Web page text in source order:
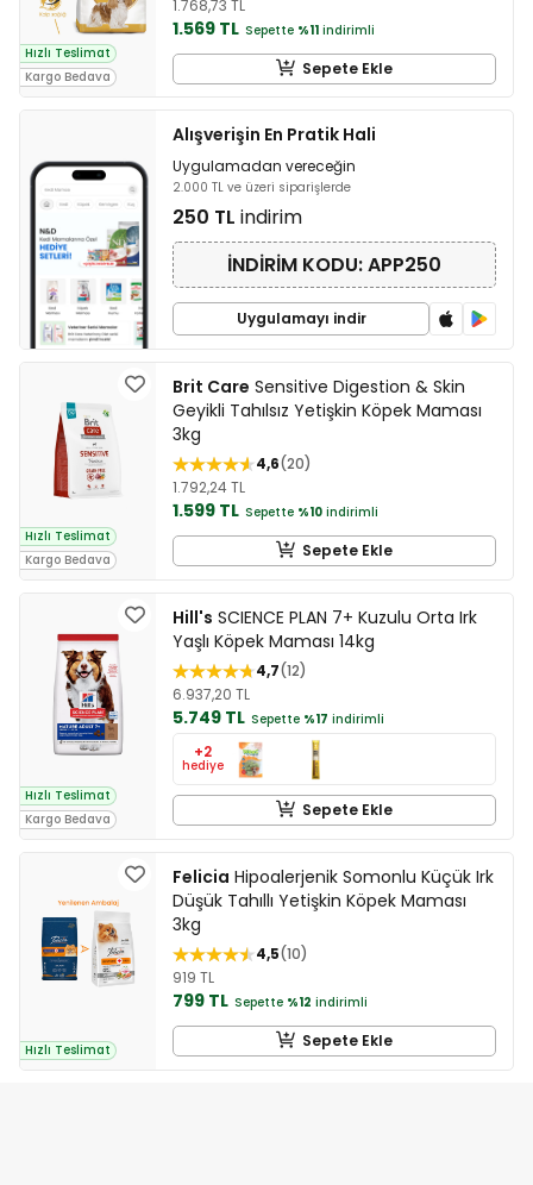
Hızlı Teslimat
Kargo Bedava
1.768,73 TL
1.569 TL Sepette %11 indirimli
Sepete Ekle
Alışverişin En Pratik Hali
Uygulamadan vereceğin
2.000 TL ve üzeri siparişlerde
250 TL indirim
İNDİRİM KODU: APP250
Uygulamayı indir
Hızlı Teslimat
Kargo Bedava
Brit Care Sensitive Digestion & Skin
Geyikli Tahılsız Yetişkin Köpek Maması
3kg
4,6 20
1.792,24 TL
1.599 TL Sepette %10 indirimli
Sepete Ekle
Hızlı Teslimat
Kargo Bedava
Hill's SCIENCE PLAN 7+ Kuzulu Orta Irk
Yaşlı Köpek Maması 14kg
4,7 12
6.937,20 TL
5.749 TL Sepette %17 indirimli
+2
hediye
Sepete Ekle
Hızlı Teslimat
Felicia Hipoalerjenik Somonlu Küçük Irk
Düşük Tahıllı Yetişkin Köpek Maması
3kg
4,5 10
919 TL
799 TL Sepette %12 indirimli
Sepete Ekle